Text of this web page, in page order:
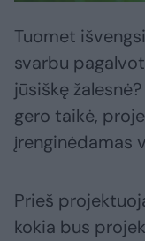
Tuomet
svarbu
jūsiškę
gero taikė,
įrenginėdamas
Prieš
kokia bus